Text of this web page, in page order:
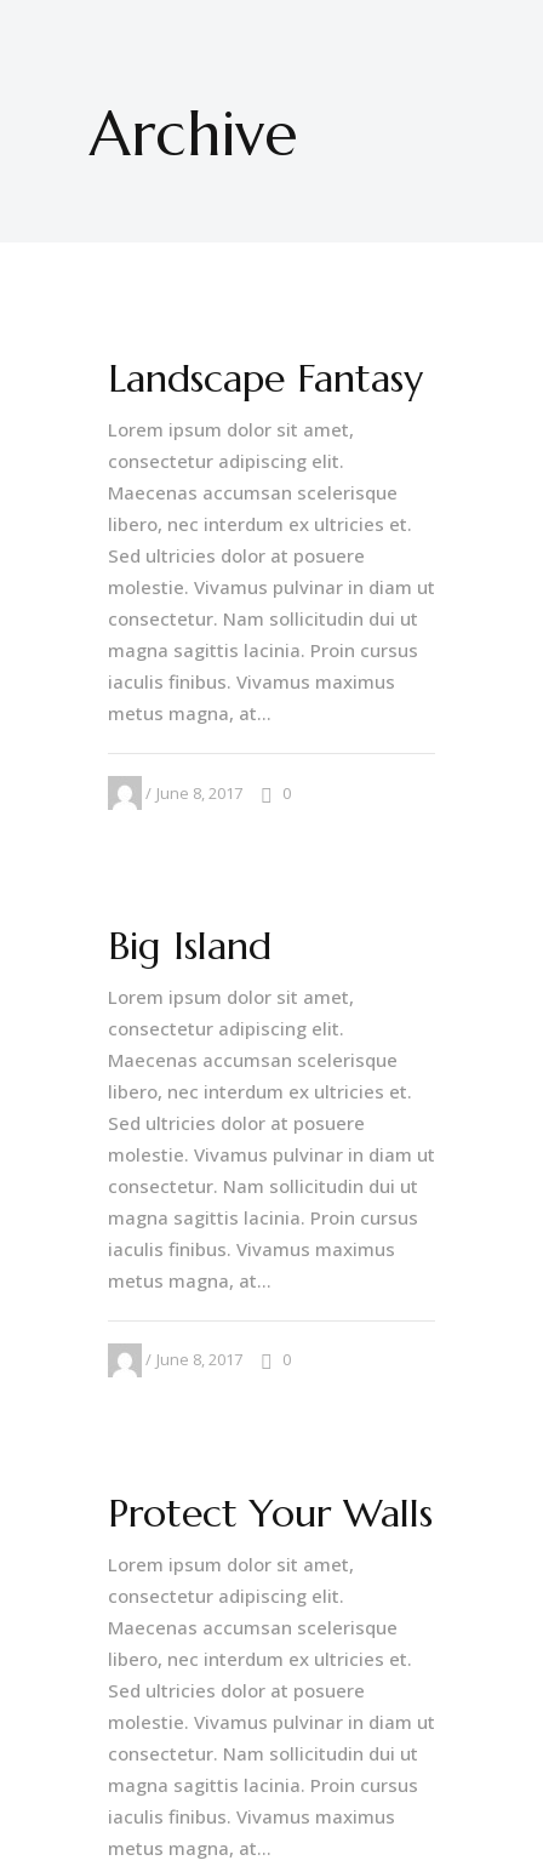
Archive
Landscape Fantasy
Lorem ipsum dolor sit amet,
consectetur adipiscing elit.
Maecenas accumsan scelerisque
libero, nec interdum ex ultricies et.
Sed ultricies dolor at posuere
molestie. Vivamus pulvinar in diam ut
consectetur. Nam sollicitudin dui ut
magna sagittis lacinia. Proin cursus
iaculis finibus. Vivamus maximus
metus magna, at...
June 8, 2017 0
Big Island
Lorem ipsum dolor sit amet,
consectetur adipiscing elit.
Maecenas accumsan scelerisque
libero, nec interdum ex ultricies et.
Sed ultricies dolor at posuere
molestie. Vivamus pulvinar in diam ut
consectetur. Nam sollicitudin dui ut
magna sagittis lacinia. Proin cursus
iaculis finibus. Vivamus maximus
metus magna, at...
June 8, 2017 0
Protect Your Walls
Lorem ipsum dolor sit amet,
consectetur adipiscing elit.
Maecenas accumsan scelerisque
libero, nec interdum ex ultricies et.
Sed ultricies dolor at posuere
molestie. Vivamus pulvinar in diam ut
consectetur. Nam sollicitudin dui ut
magna sagittis lacinia. Proin cursus
iaculis finibus. Vivamus maximus
metus magna, at...